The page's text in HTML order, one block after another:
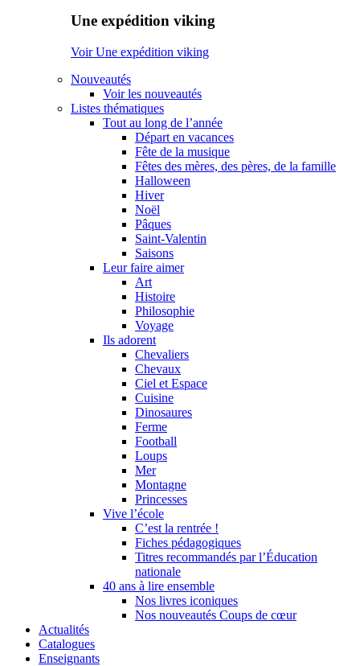
Une expédition viking
Voir Une expédition viking
Nouveautés
Voir les nouveautés
Listes thématiques
Tout au long de l’année
Départ en vacances
Fête de la musique
Fêtes des mères, des pères, de la famille
Halloween
Hiver
Noël
Pâques
Saint-Valentin
Saisons
Leur faire aimer
Art
Histoire
Philosophie
Voyage
Ils adorent
Chevaliers
Chevaux
Ciel et Espace
Cuisine
Dinosaures
Ferme
Football
Loups
Mer
Montagne
Princesses
Vive l’école
C’est la rentrée !
Fiches pédagogiques
Titres recommandés par l’Éducation
nationale
40 ans à lire ensemble
Nos livres iconiques
Nos nouveautés Coups de cœur
Actualités
Catalogues
Enseignants